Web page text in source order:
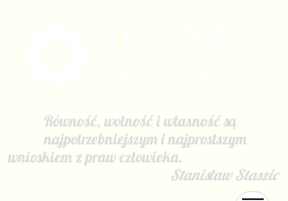
Równość, wolność i własność są
najpotrzebniejszym i najprostszym
wnioskiem z praw człowieka.
Stanisław Staszic